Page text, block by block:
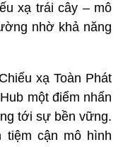
xạ trái cây – mô
nhờ khả năng
xạ Toàn Phát
một điểm nhấn
tới sự bền vững.
tiệm cận mô hình